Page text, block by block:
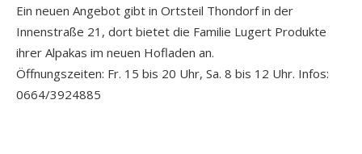
Ein neuen Angebot gibt in Ortsteil Thondorf in der
Innenstraße 21, dort bietet die Familie Lugert Produkte
ihrer Alpakas im neuen Hofladen an.
Öffnungszeiten: Fr. 15 bis 20 Uhr, Sa. 8 bis 12 Uhr. Infos:
0664/3924885